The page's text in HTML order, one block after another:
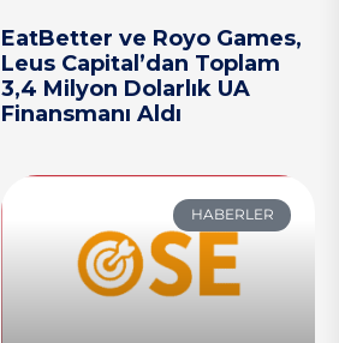
EatBetter ve Royo Games,
Leus Capital’dan Toplam
3,4 Milyon Dolarlık UA
Finansmanı Aldı
HABERLER